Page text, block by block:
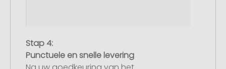
Stap 4:
Punctuele en snelle levering